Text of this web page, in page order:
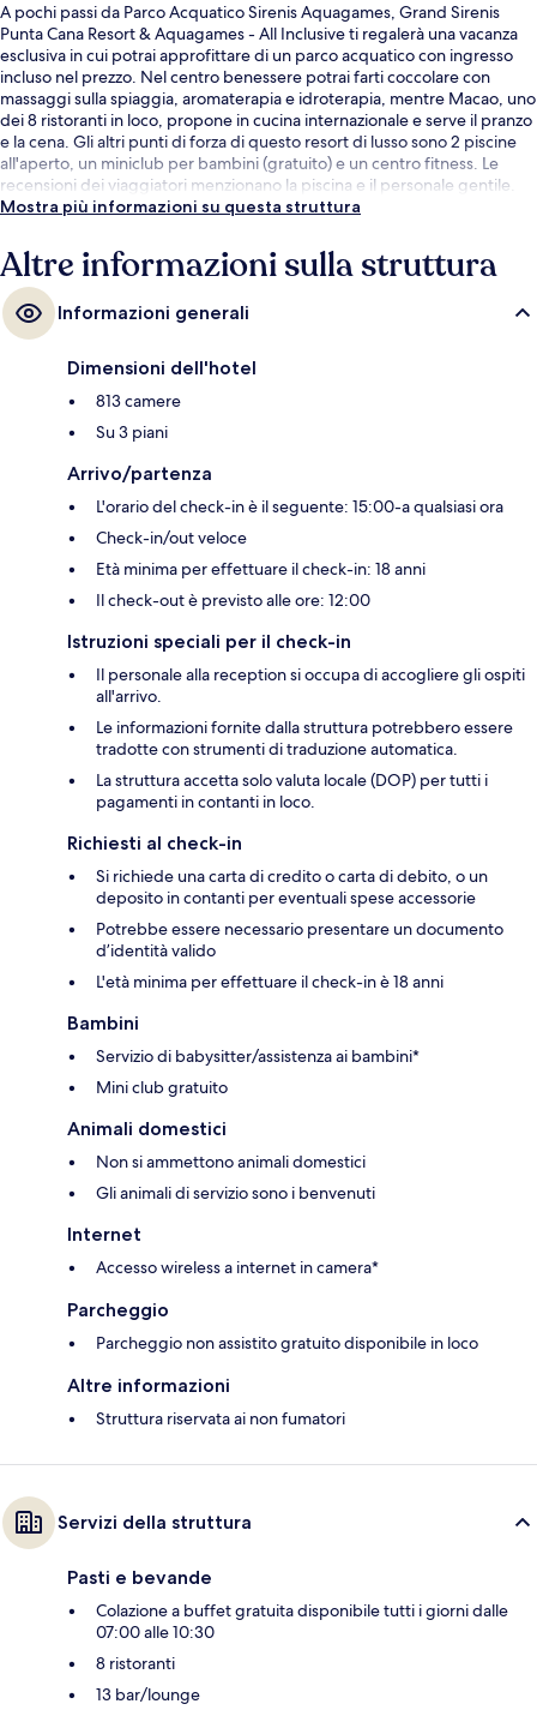
A pochi passi da Parco Acquatico Sirenis Aquagames, Grand Sirenis
Punta Cana Resort & Aquagames - All Inclusive ti regalerà una vacanza
esclusiva in cui potrai approfittare di un parco acquatico con ingresso
incluso nel prezzo. Nel centro benessere potrai farti coccolare con
massaggi sulla spiaggia, aromaterapia e idroterapia, mentre Macao, uno
dei 8 ristoranti in loco, propone in cucina internazionale e serve il pranzo
e la cena. Gli altri punti di forza di questo resort di lusso sono 2 piscine
all'aperto, un miniclub per bambini (gratuito) e un centro fitness. Le
recensioni dei viaggiatori menzionano la piscina e il personale gentile.
Mostra più informazioni su questa struttura
Altre informazioni sulla struttura
Informazioni generali
Dimensioni dell'hotel
813 camere
Su 3 piani
Arrivo/partenza
L'orario del check-in è il seguente: 15:00-a qualsiasi ora
Check-in/out veloce
Età minima per effettuare il check-in: 18 anni
Il check-out è previsto alle ore: 12:00
Istruzioni speciali per il check-in
Il personale alla reception si occupa di accogliere gli ospiti
all'arrivo.
Le informazioni fornite dalla struttura potrebbero essere
tradotte con strumenti di traduzione automatica.
La struttura accetta solo valuta locale (DOP) per tutti i
pagamenti in contanti in loco.
Richiesti al check-in
Si richiede una carta di credito o carta di debito, o un
deposito in contanti per eventuali spese accessorie
Potrebbe essere necessario presentare un documento
d’identità valido
L'età minima per effettuare il check-in è 18 anni
Bambini
Servizio di babysitter/assistenza ai bambini*
Mini club gratuito
Animali domestici
Non si ammettono animali domestici
Gli animali di servizio sono i benvenuti
Internet
Accesso wireless a internet in camera*
Parcheggio
Parcheggio non assistito gratuito disponibile in loco
Altre informazioni
Struttura riservata ai non fumatori
Servizi della struttura
Pasti e bevande
Colazione a buffet gratuita disponibile tutti i giorni dalle
07:00 alle 10:30
8 ristoranti
13 bar/lounge